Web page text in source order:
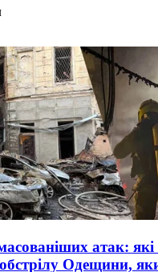
атак: які
Одещини,